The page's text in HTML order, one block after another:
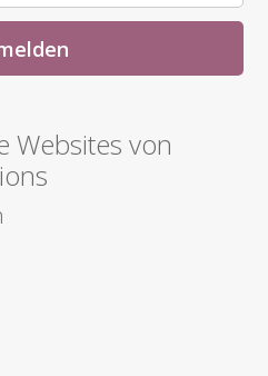
Websites von